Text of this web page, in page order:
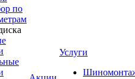
по
Услуги